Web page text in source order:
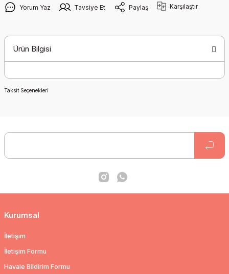
Yorum Yaz Tavsiye Et Paylaş Karşılaştır
Ürün Bilgisi
Taksit Seçenekleri
Kurumsal
İletişim
İletişim Formu
Havale Bildirim Formu